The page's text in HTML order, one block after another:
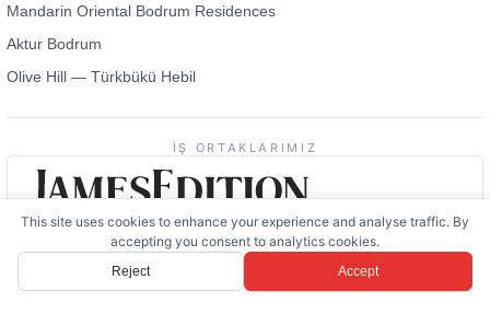
Mandarin Oriental Bodrum Residences
Aktur Bodrum
Olive Hill — Türkbükü Hebil
İŞ ORTAKLARIMIZ
This site uses cookies to enhance your experience and analyse traffic. By
accepting you consent to analytics cookies.
Reject Accept